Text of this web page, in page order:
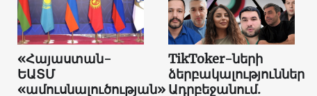
«Հայաստան-
ԵԱՏՄ
«ամուսնալուծության»
TikToker-ների
ձերբակալություններ
Ադրբեջանում.